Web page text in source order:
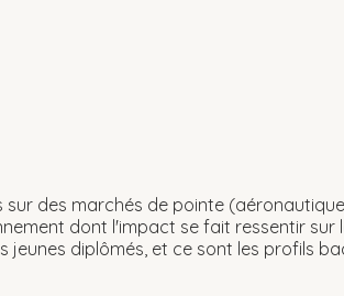
des marchés de pointe
dont l'impact se fait ressentir sur
diplômés, et ce sont les profils